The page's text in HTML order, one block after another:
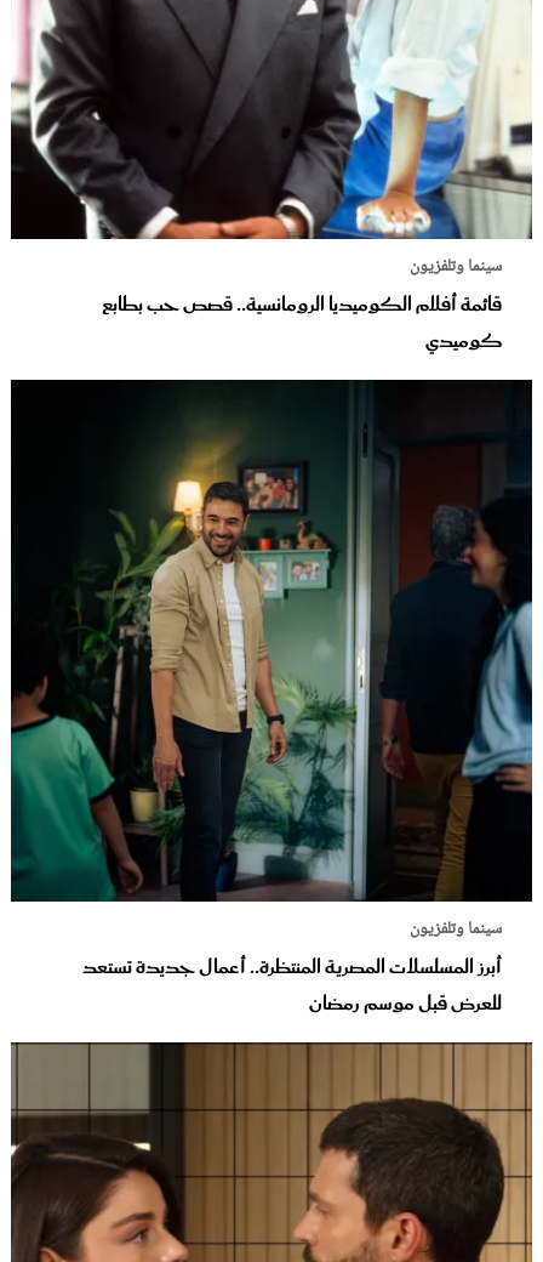
سينما وتلفزيون
قائمة أفلام الكوميديا الرومانسية.. قصص حب بطابع
كوميدي
سينما وتلفزيون
أبرز المسلسلات المصرية المنتظرة.. أعمال جديدة تستعد
للعرض قبل موسم رمضان